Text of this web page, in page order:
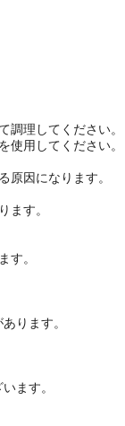
理してください。
使用してください。
因になります。
す。
。
ります。
ます。